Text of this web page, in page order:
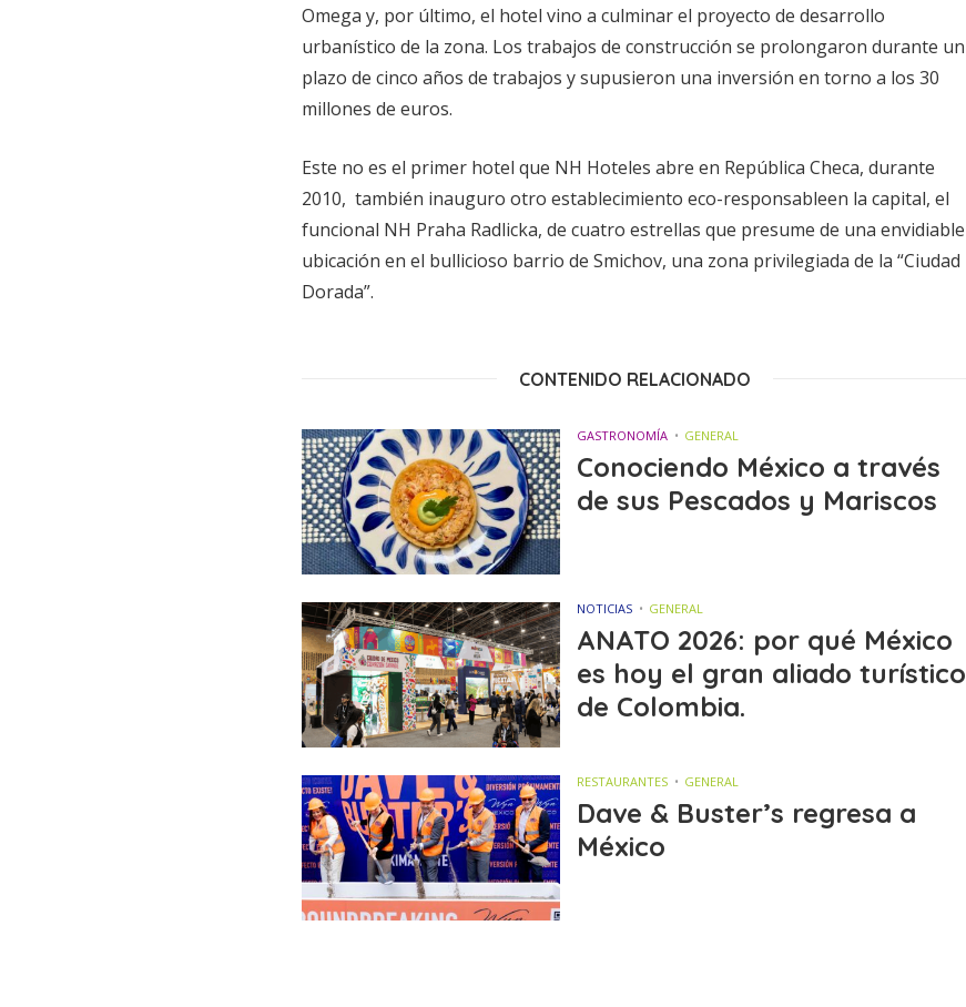
Omega y, por último, el hotel vino a culminar el proyecto de desarrollo
urbanístico de la zona. Los trabajos de construcción se prolongaron durante un
plazo de cinco años de trabajos y supusieron una inversión en torno a los 30
millones de euros.
Este no es el primer hotel que NH Hoteles abre en República Checa, durante
2010, también inauguro otro establecimiento eco-responsableen la capital, el
funcional NH Praha Radlicka, de cuatro estrellas que presume de una envidiable
ubicación en el bullicioso barrio de Smichov, una zona privilegiada de la “Ciudad
Dorada”.
CONTENIDO RELACIONADO
GASTRONOMÍA GENERAL
Conociendo México a través
de sus Pescados y Mariscos
NOTICIAS GENERAL
ANATO 2026: por qué México
es hoy el gran aliado turístico
de Colombia.
RESTAURANTES GENERAL
Dave & Buster’s regresa a
México